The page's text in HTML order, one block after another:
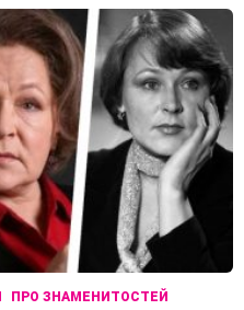
ПРО ЗНАМЕНИТОСТЕЙ